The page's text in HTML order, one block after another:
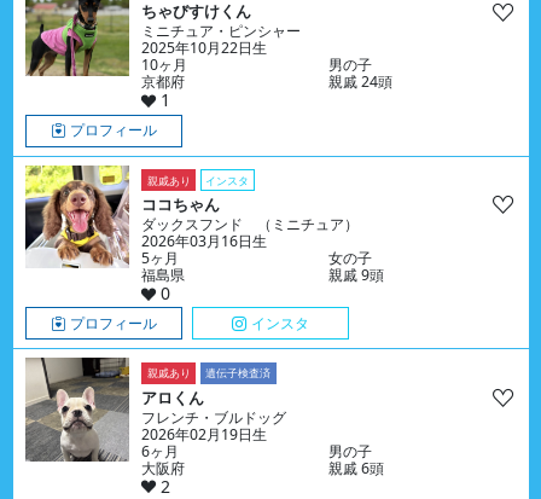
ちゃびすけくん
ミニチュア・ピンシャー
2025年10月22日生
10ヶ月
男の子
京都府
親戚 24頭
1
プロフィール
親戚あり インスタ
ココちゃん
ダックスフンド （ミニチュア）
2026年03月16日生
5ヶ月
女の子
福島県
親戚 9頭
0
プロフィール インスタ
親戚あり 遺伝子検査済
アロくん
フレンチ・ブルドッグ
2026年02月19日生
6ヶ月
男の子
大阪府
親戚 6頭
2